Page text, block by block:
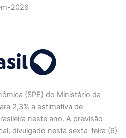
(SPE) do Ministério da
2,3% a estimativa de
neste ano. A previsão
divulgado nesta sexta-feira (6)